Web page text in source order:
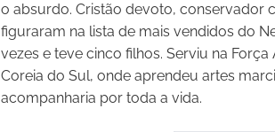
o absurdo. Cristão devoto, conservador
figuraram na lista de mais vendidos do
vezes e teve cinco filhos. Serviu na
Coreia do Sul, onde aprendeu artes
acompanharia por toda a vida.